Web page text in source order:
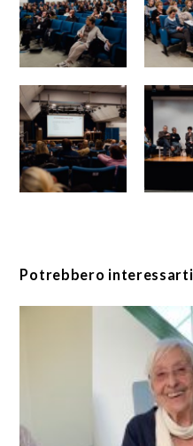
Potrebbero interessarti